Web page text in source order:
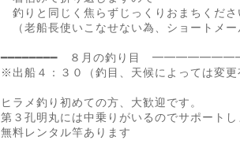
釣りと同じく焦らずじっくりおまちくださ
（老船長使いこなせない為、ショートメー
━━━━━━━━ ８月の釣り目
※出船４：３０（釣目、天候によっては変更
ヒラメ釣り初めての方、大歓迎です。
第３孔明丸には中乗りがいるのでサポート
無料レンタル竿あります